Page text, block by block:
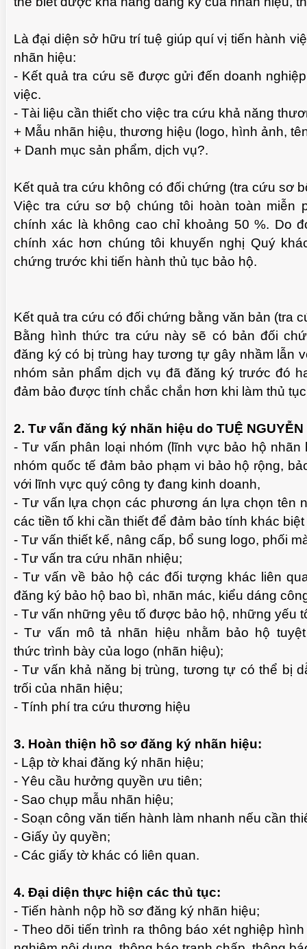
Là đại diện sở hữu trí tuệ giúp quí vị tiến hành
nhãn hiệu:
- Kết quả tra cứu sẽ được gửi đến doanh
việc.
- Tài liệu cần thiết cho việc tra cứu khả năng
+ Mẫu nhãn hiệu, thương hiệu (logo, hình ảnh,
+ Danh mục sản phẩm, dịch vụ?.
Kết quả tra cứu không có đối chứng (tra cứu sơ
Việc tra cứu sơ bộ chúng tôi hoàn toàn miễn
chính xác là không cao chỉ khoảng 50 %. Do
chính xác hơn chúng tôi khuyến nghị Quý
chứng trước khi tiến hành thủ tục bảo hộ.
Kết quả tra cứu có đối chứng bằng văn bản (tra
Bằng hình thức tra cứu này sẽ có bản đối
đăng ký có bị trùng hay tương tự gây nhầm lẫn
nhóm sản phẩm dịch vụ đã đăng ký trước đó
đảm bảo được tính chắc chắn hơn khi làm thủ
2. Tư vấn đăng ký nhãn hiệu do TUỆ
- Tư vấn phân loại nhóm (lĩnh vực bảo hộ nhãn
nhóm quốc tế đảm bảo phạm vi bảo hộ rộng,
với lĩnh vực quý công ty đang kinh doanh,
- Tư vấn lựa chọn các phương án lựa chọn tên
các tiền tố khi cần thiết để đảm bảo tính khác
- Tư vấn thiết kế, nâng cấp, bổ sung logo, phối
- Tư vấn tra cứu nhãn nhiệu;
- Tư vấn về bảo hộ các đối tượng khác liên
đăng ký bảo hộ bao bì, nhãn mác, kiểu dáng
- Tư vấn những yêu tố được bảo hộ, những yếu
- Tư vấn mô tả nhãn hiệu nhằm bảo hộ
thức trình bày của logo (nhãn hiệu);
- Tư vấn khả năng bị trùng, tương tự có thể bị
trối của nhãn hiệu;
- Tính phí tra cứu thương hiệu
3. Hoàn thiện hồ sơ đăng ký nhãn hiệu:
- Lập tờ khai đăng ký nhãn hiệu;
- Yêu cầu hưởng quyền ưu tiên;
- Sao chụp mẫu nhãn hiệu;
- Soạn công văn tiến hành làm nhanh nếu cần
- Giấy ủy quyền;
- Các giấy tờ khác có liên quan.
4. Đại diện thực hiện các thủ tục:
- Tiến hành nộp hồ sơ đăng ký nhãn hiệu;
- Theo dõi tiến trình ra thông báo xét nghiệp